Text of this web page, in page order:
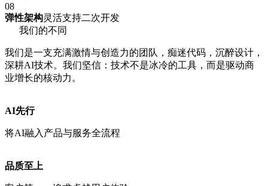
08
弹性架构灵活支持二次开发
我们的不同
我们是一支充满激情与创造力的团队，痴迷代码，沉醉设计，
深耕AI技术。我们坚信：技术不是冰冷的工具，而是驱动商
业增长的核动力。
AI先行
将AI融入产品与服务全流程
品质至上